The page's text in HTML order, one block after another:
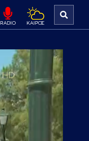
RADIO ΚΑΙΡΟΣ